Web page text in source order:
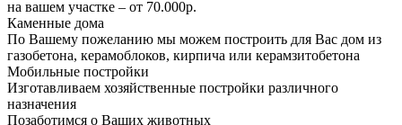
на вашем участке – от 70.000р.
Каменные дома
По Вашему пожеланию мы можем построить для Вас дом из
газобетона, керамоблоков, кирпича или керамзитобетона
Мобильные постройки
Изготавливаем хозяйственные постройки различного
назначения
Позаботимся о Ваших животных